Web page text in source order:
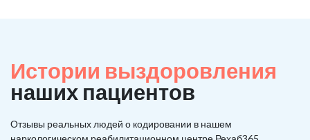
Истории выздоровления
наших пациентов
Отзывы реальных людей о кодировании в нашем